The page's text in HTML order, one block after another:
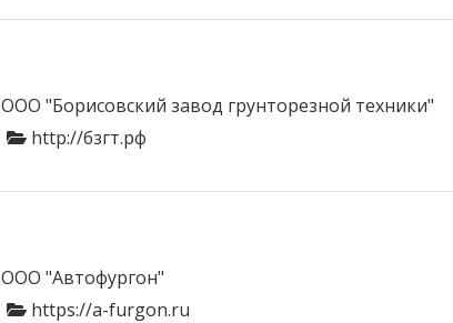
ООО "Борисовский завод грунторезной техники"
http://бзгт.рф
ООО "Автофургон"
https://a-furgon.ru